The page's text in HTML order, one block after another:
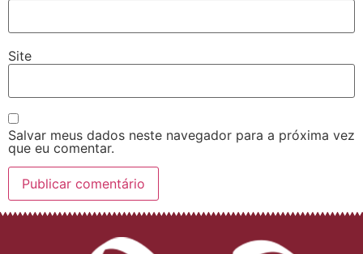
Site
Salvar meus dados neste navegador para a próxima vez
que eu comentar.